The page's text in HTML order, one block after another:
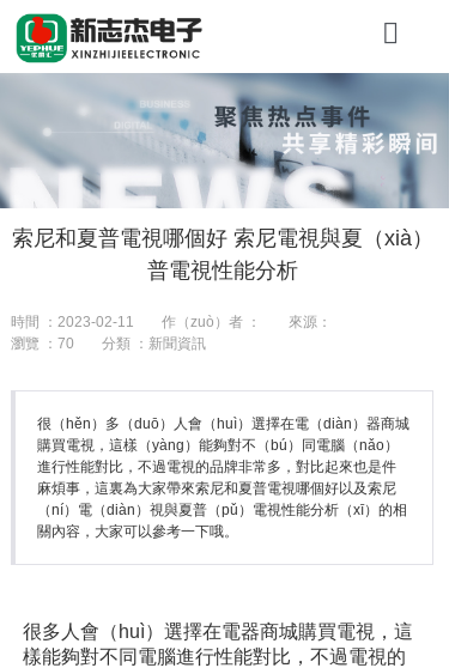
關於
產品
工程
索尼和夏普電視哪個好 索尼電視與夏（xià）
普電視性能分析
時間 ：2023-02-11 作（zuò）者 ：
來源：
瀏覽 ：70 分類 ：新聞資訊
很（hěn）多（duō）人會（huì）選擇在電（diàn）器商城
購買電視，這樣（yàng）能夠對不（bú）同電腦（nǎo）
進行性能對比，不過電視的品牌非常多，對比起來也是件
麻煩事，這裏為大家帶來索尼和夏普電視哪個好以及索尼
（ní）電（diàn）視與夏普（pǔ）電視性能分析（xī）的相
關內容，大家可以參考一下哦。
很多人會（huì）選擇在電器商城購買電視，這
樣能夠對不同電腦進行性能對比，不過電視的